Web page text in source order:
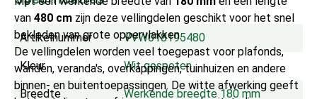
van 480 cm zijn deze vellingdelen geschikt voor het snel
bekleden van grote oppervlakken.
De vellingdelen worden veel toegepast voor plafonds,
wanden, veranda's, overkappingen, tuinhuizen en andere
binnen- en buitentoepassingen. De witte afwerking geeft
Artikelnummer VVW018195480
Kleur Wit gespoten
Breedte Werkende breedte 180 mm